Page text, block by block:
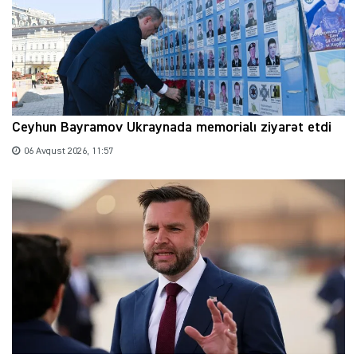
Ceyhun Bayramov Ukraynada memorialı ziyarət etdi
06 Avqust 2026, 11:57